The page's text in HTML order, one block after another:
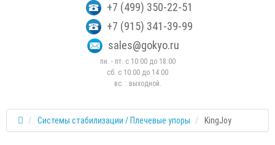
+7 (499) 350-22-51
+7 (915) 341-39-99
sales@gokyo.ru
пн. - пт. с 10:00 до 18:00
сб. c 10:00 до 14:00
вс. : выходной.
Системы стабилизации / Плечевые упоры KingJoy